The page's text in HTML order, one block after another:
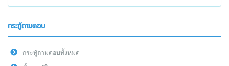
กระทู้ถามตอบ
กระทู้ถามตอบทั้งหมด